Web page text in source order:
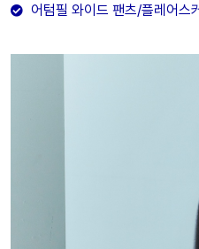
어텀필 와이드 팬츠/플레어스